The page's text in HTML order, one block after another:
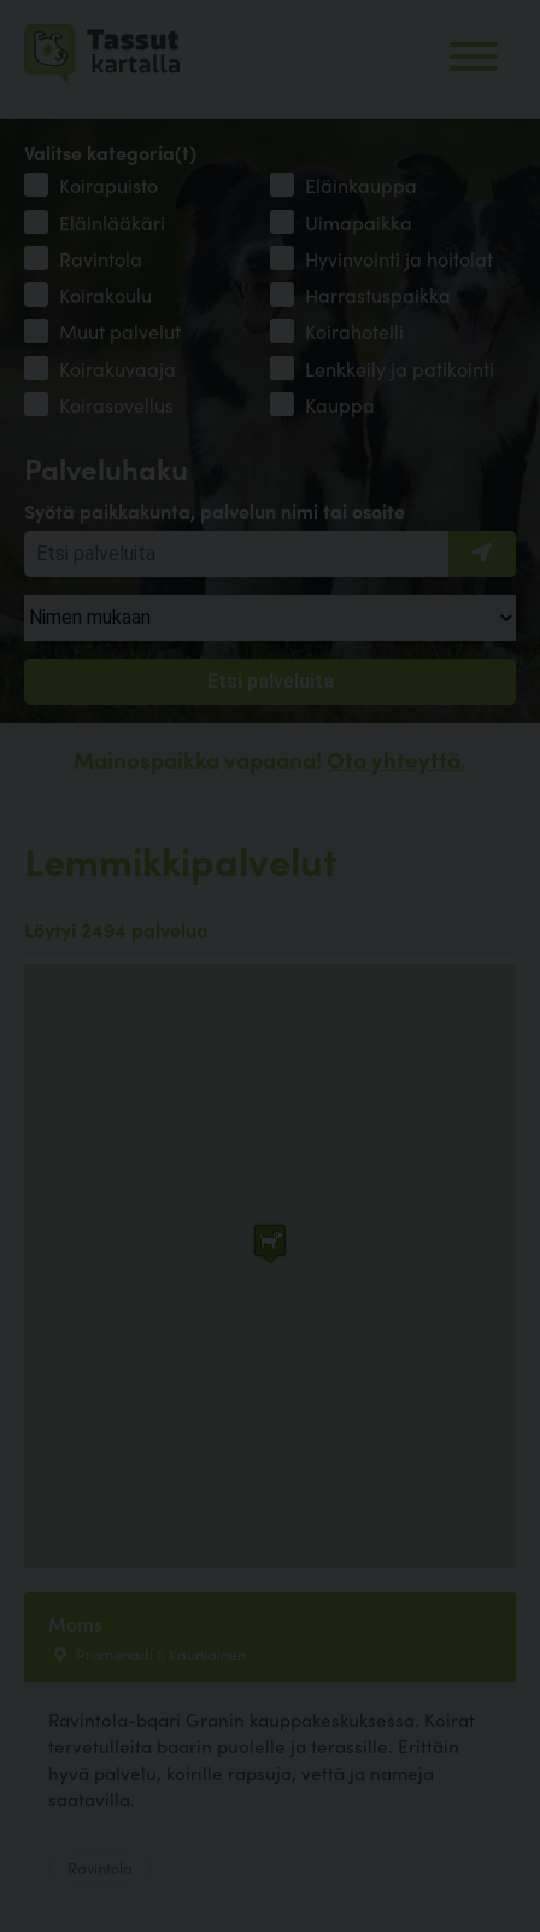
Palveluhaku
Syötä paikkakunta, palvelun nimi tai osoite
Valitse kategoria(t)
Koirapuisto
Eläinkauppa
Eläinlääkäri
Uimapaikka
Ravintola
Hyvinvointi ja hoitolat
Koirakoulu
Harrastuspaikka
Muut palvelut
Koirahotelli
Koirakuvaaja
Lenkkeily ja patikointi
Koirasovellus
Kauppa
Mainospaikka vapaana! Ota yhteyttä.
Lemmikkipalvelut
Löytyi 2494 palvelua
Moms
Promenadi 1, Kauniainen
Ravintola-bqari Granin kauppakeskuksessa. Koirat
tervetulleita baarin puolelle ja terassille. Erittäin
hyvä palvelu, koirille rapsuja, vettä ja nameja
saatavilla.